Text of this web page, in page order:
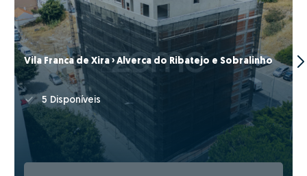
Vila Franca de Xira › Alverca do Ribatejo e Sobralinho
5 Disponíveis